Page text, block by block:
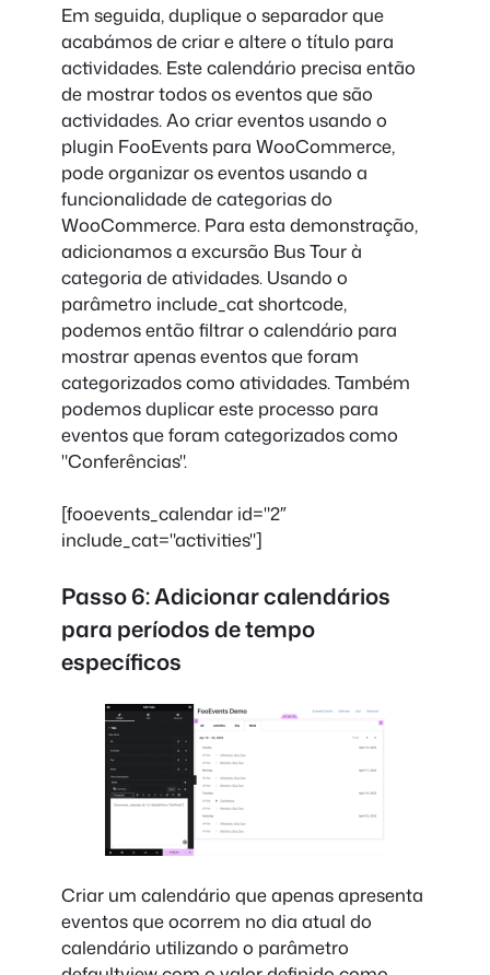
Em seguida, duplique o separador que
acabámos de criar e altere o título para
actividades. Este calendário precisa então
de mostrar todos os eventos que são
actividades. Ao criar eventos usando o
plugin FooEvents para WooCommerce,
pode organizar os eventos usando a
funcionalidade de categorias do
WooCommerce. Para esta demonstração,
adicionamos a excursão Bus Tour à
categoria de atividades. Usando o
parâmetro include_cat shortcode,
podemos então filtrar o calendário para
mostrar apenas eventos que foram
categorizados como atividades. Também
podemos duplicar este processo para
eventos que foram categorizados como
"Conferências".
[fooevents_calendar id="2″
include_cat="activities"]
Passo 6: Adicionar calendários
para períodos de tempo
específicos
Criar um calendário que apenas apresenta
eventos que ocorrem no dia atual do
calendário utilizando o parâmetro